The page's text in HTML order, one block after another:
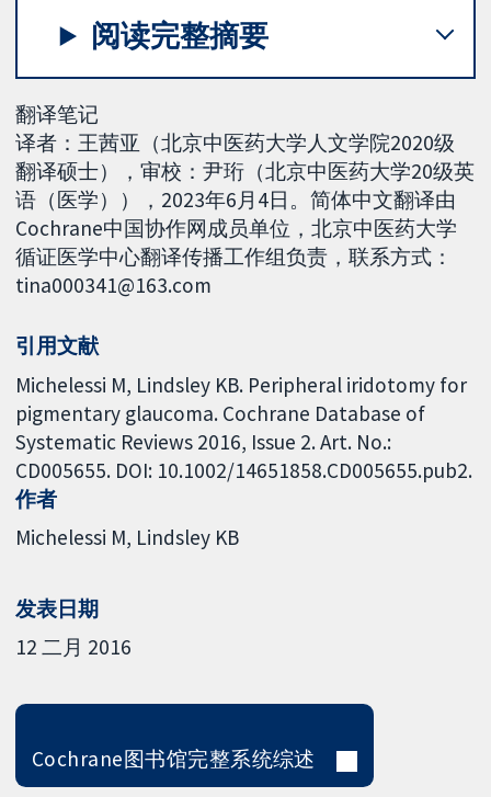
阅读完整摘要
翻译笔记
译者：王茜亚（北京中医药大学人文学院2020级
翻译硕士），审校：尹珩（北京中医药大学20级英
语（医学）），2023年6月4日。简体中文翻译由
Cochrane中国协作网成员单位，北京中医药大学
循证医学中心翻译传播工作组负责，联系方式：
tina000341@163.com
引用文献
Michelessi M, Lindsley KB. Peripheral iridotomy for
pigmentary glaucoma. Cochrane Database of
Systematic Reviews 2016, Issue 2. Art. No.:
CD005655. DOI: 10.1002/14651858.CD005655.pub2.
作者
Michelessi M Lindsley KB
发表日期
12 二月 2016
Cochrane图书馆完整系统综述